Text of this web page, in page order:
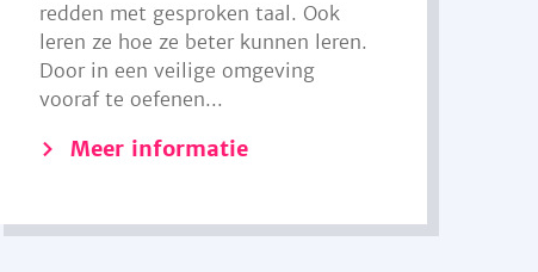
redden met gesproken taal. Ook
leren ze hoe ze beter kunnen leren.
Door in een veilige omgeving
vooraf te oefenen...
Meer informatie